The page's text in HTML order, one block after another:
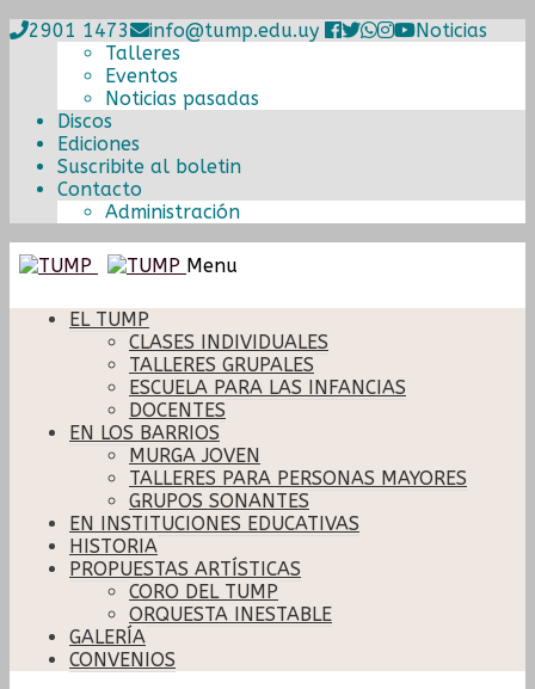
2901 1473 info@tump.edu.uy
Noticias
Talleres
Eventos
Noticias pasadas
Discos
Ediciones
Suscribite al boletin
Contacto
Administración
Ir
la
navegación
Ir
contenido
Menu
EL TUMP
CLASES INDIVIDUALES
TALLERES GRUPALES
ESCUELA PARA LAS INFANCIAS
DOCENTES
EN LOS BARRIOS
MURGA JOVEN
TALLERES PARA PERSONAS MAYORES
GRUPOS SONANTES
EN INSTITUCIONES EDUCATIVAS
HISTORIA
PROPUESTAS ARTÍSTICAS
CORO DEL TUMP
ORQUESTA INESTABLE
GALERÍA
CONVENIOS